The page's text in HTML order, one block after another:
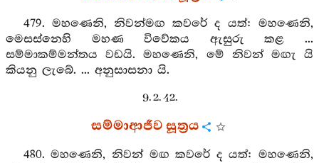
479. මහණෙනි, නිවන්මඟ කවරේ ද යත්: මහණෙනි,
මෙසස්නෙහි මහණ විවේකය ඇසුරු කළ ...
සම්මාකම්මන්තය වඩයි. මහණෙනි, මේ නිවන් මඟැ යි
කියනු ලැබේ. ... අනුසාසනා යි.
9. 2. 42.
සම්මාආජීව සූත්‍රය
480. මහණෙනි, නිවන් මඟ කවරේ ද යත්: මහණෙනි,